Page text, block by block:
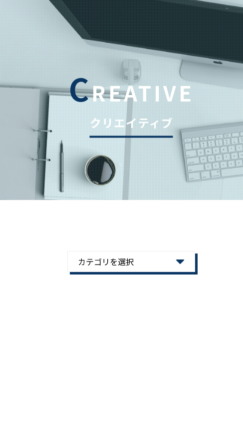
CREATIVE
クリエイティブ